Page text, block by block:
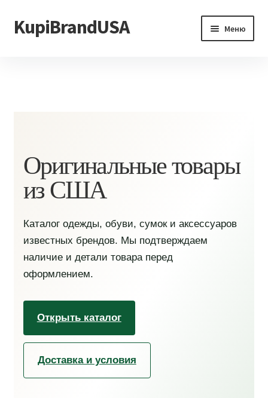
Перейти
к
Перейти
к
KupiBrandUSA Меню
Оригинальные товары
из США
Каталог одежды, обуви, сумок и аксессуаров
известных брендов. Мы подтверждаем
наличие и детали товара перед
оформлением.
Открыть каталог
Доставка и условия